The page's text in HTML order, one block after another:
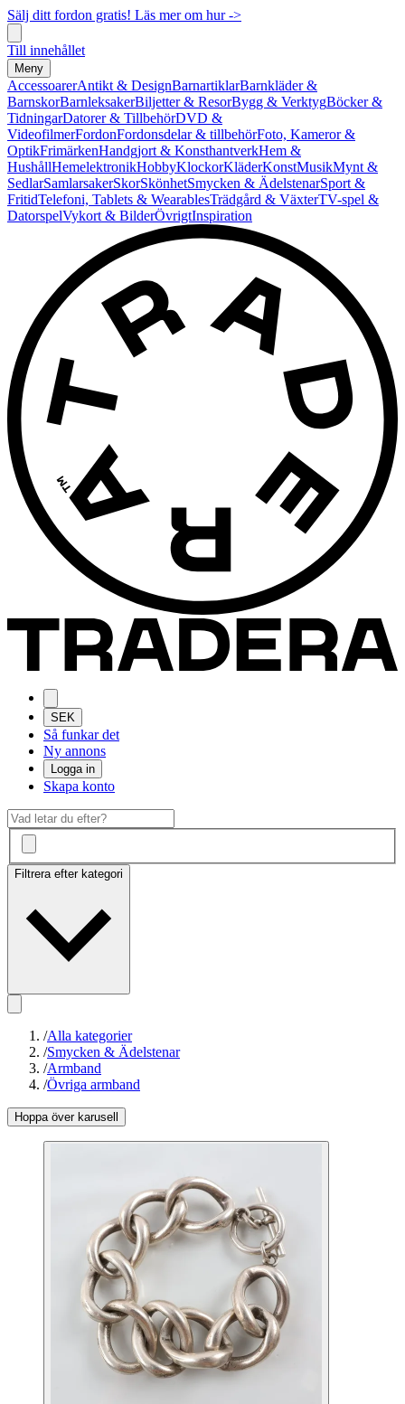
Sälj ditt fordon gratis! Läs mer om hur ->
Till innehållet
Meny
AccessoarerAntikt & DesignBarnartiklarBarnkläder &
BarnskorBarnleksakerBiljetter & ResorBygg & VerktygBöcker &
TidningarDatorer & TillbehörDVD &
VideofilmerFordonFordonsdelar & tillbehörFoto, Kameror &
OptikFrimärkenHandgjort & KonsthantverkHem &
HushållHemelektronikHobbyKlockorKläderKonstMusikMynt &
SedlarSamlarsakerSkorSkönhetSmycken & ÄdelstenarSport &
FritidTelefoni, Tablets & WearablesTrädgård & VäxterTV-spel &
DatorspelVykort & BilderÖvrigtInspiration
SEK
Så funkar det
Ny annons
Logga in
Skapa konto
Filtrera efter kategori
/Alla kategorier
/Smycken & Ädelstenar
/Armband
/Övriga armband
Hoppa över karusell